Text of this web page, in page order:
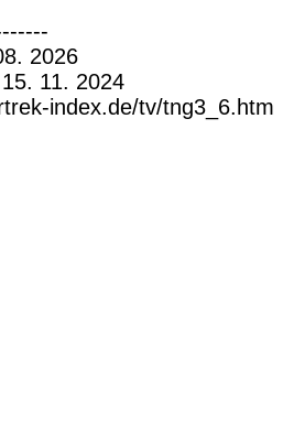
2026
11. 2024
index.de/tv/tng3_6.htm